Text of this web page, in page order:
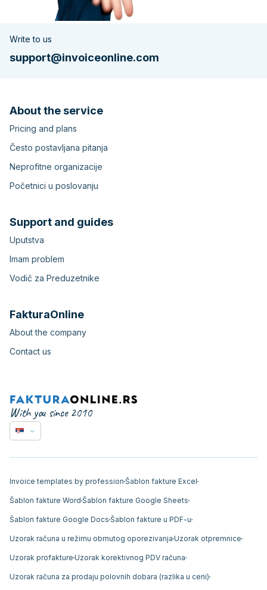
Write to us
support@invoiceonline.com
About the service
Pricing and plans
Često postavljana pitanja
Neprofitne organizacije
Početnici u poslovanju
Support and guides
Uputstva
Imam problem
Vodič za Preduzetnike
FakturaOnline
About the company
Contact us
With you since 2010
Invoice templates by profession Šablon fakture Excel
Šablon fakture Word Šablon fakture Google Sheets
Šablon fakture Google Docs Šablon fakture u PDF-u
Uzorak računa u režimu obrnutog oporezivanja Uzorak otpremnice
Uzorak profakture Uzorak korektivnog PDV računa
Uzorak računa za prodaju polovnih dobara (razlika u ceni)